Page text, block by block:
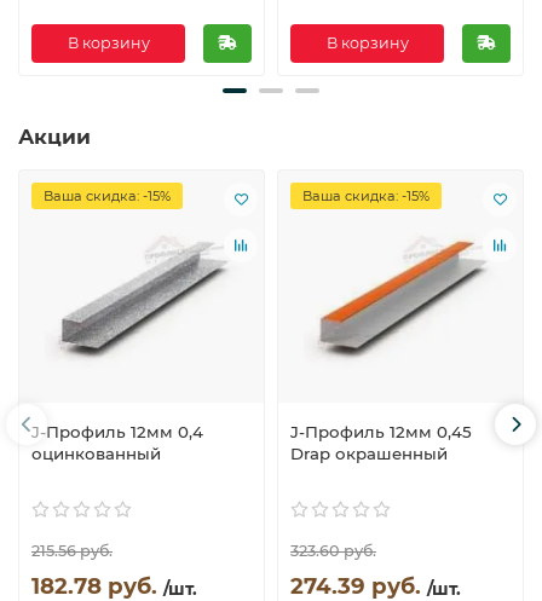
В корзину В корзину
Акции
Ваша скидка: -15%
J-Профиль 12мм 0,4
оцинкованный
215.56 руб.
182.78 руб. /шт.
Ваша скидка: -15%
J-Профиль 12мм 0,45
Drap окрашенный
323.60 руб.
274.39 руб. /шт.